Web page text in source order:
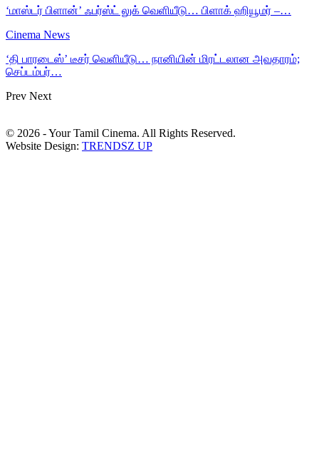
‘மாஸ்டர் பிளான்’ ஃபர்ஸ்ட் லுக் வெளியீடு… பிளாக் ஹியூமர் –…
Cinema News
‘தி பாரடைஸ்’ டீசர் வெளியீடு… நானியின் மிரட்டலான அவதாரம்;
செப்டம்பர்…
Prev Next
© 2026 - Your Tamil Cinema. All Rights Reserved.
Website Design: TRENDSZ UP